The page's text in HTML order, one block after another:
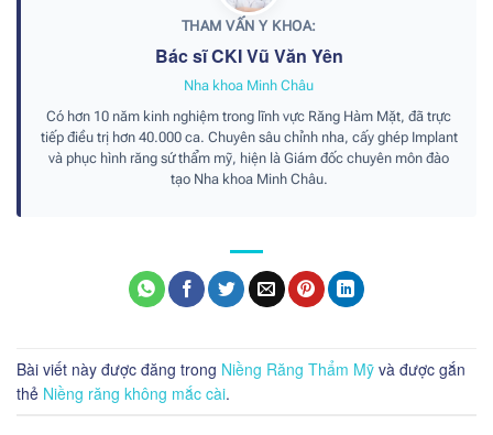
THAM VẤN Y KHOA:
Bác sĩ CKI Vũ Văn Yên
Nha khoa Minh Châu
Có hơn 10 năm kinh nghiệm trong lĩnh vực Răng Hàm Mặt, đã trực
tiếp điều trị hơn 40.000 ca. Chuyên sâu chỉnh nha, cấy ghép Implant
và phục hình răng sứ thẩm mỹ, hiện là Giám đốc chuyên môn đào
tạo Nha khoa Minh Châu.
Bài viết này được đăng trong Niềng Răng Thẩm Mỹ và được gắn
thẻ Niềng răng không mắc cài.